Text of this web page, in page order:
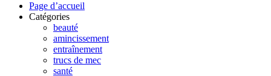
Page d’accueil
Catégories
beauté
amincissement
entraînement
trucs de mec
santé